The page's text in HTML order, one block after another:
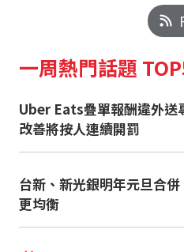
一周熱門話題
Uber Eats疊單報酬違外送
改善將按人連續開罰
台新、新光銀明年元旦合
更均衡